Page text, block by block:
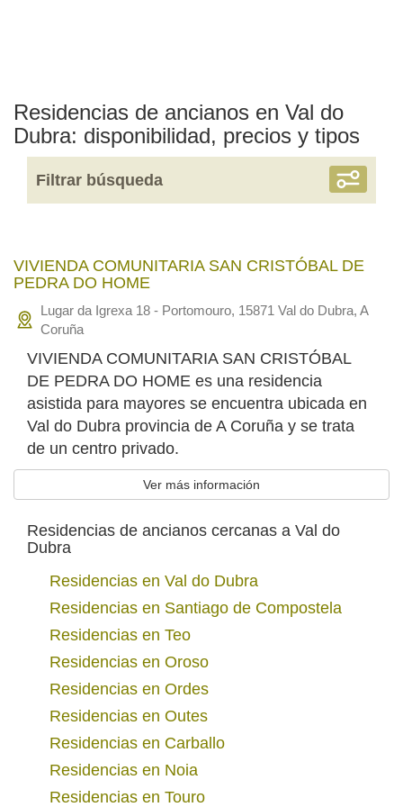
Residencias de ancianos en Val do
Dubra: disponibilidad, precios y tipos
Filtrar búsqueda
VIVIENDA COMUNITARIA SAN CRISTÓBAL DE
PEDRA DO HOME
Lugar da Igrexa 18 - Portomouro, 15871 Val do Dubra, A
Coruña
VIVIENDA COMUNITARIA SAN CRISTÓBAL
DE PEDRA DO HOME es una residencia
asistida para mayores se encuentra ubicada en
Val do Dubra provincia de A Coruña y se trata
de un centro privado.
Ver más información
Residencias de ancianos cercanas a Val do
Dubra
Residencias en Val do Dubra
Residencias en Santiago de Compostela
Residencias en Teo
Residencias en Oroso
Residencias en Ordes
Residencias en Outes
Residencias en Carballo
Residencias en Noia
Residencias en Touro